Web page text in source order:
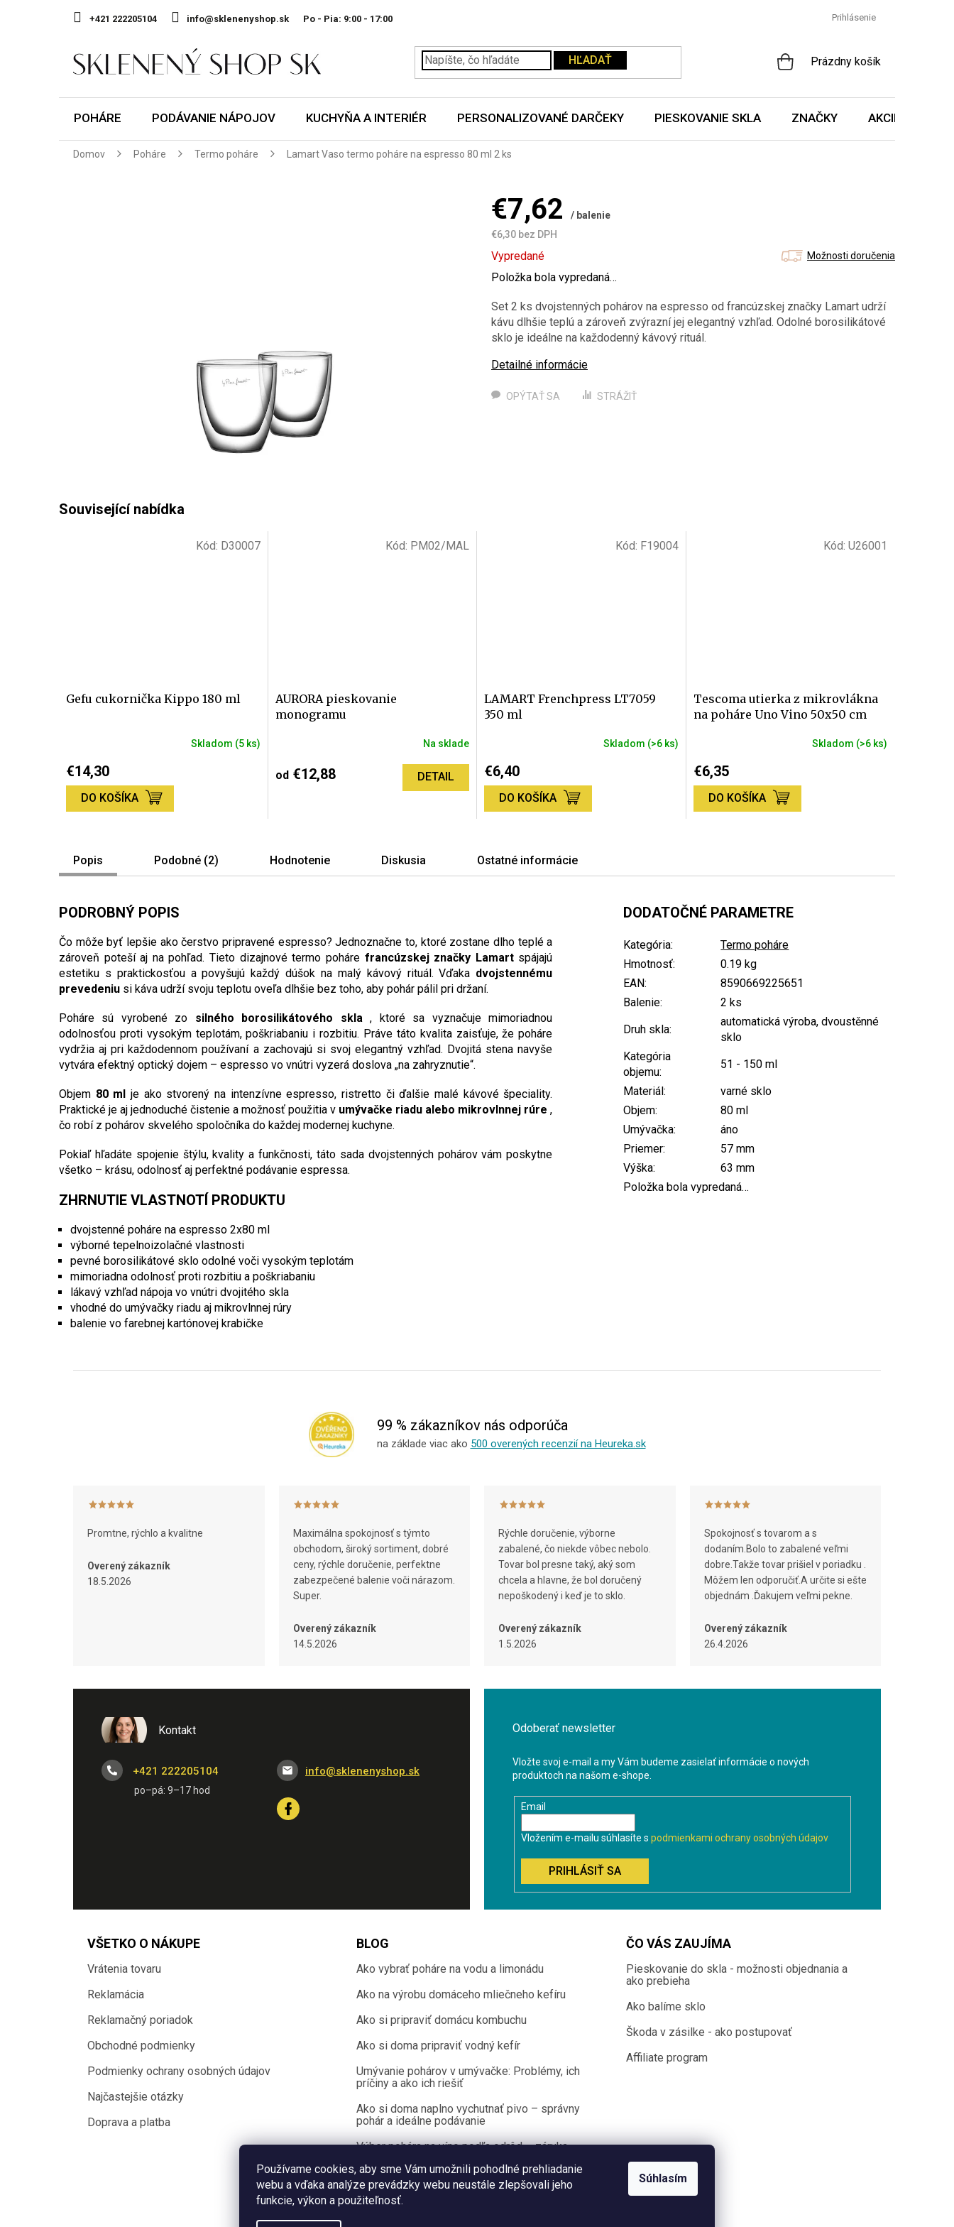
Používame cookies, aby sme Vám umožnili pohodlné prehliadanie
webu a vďaka analýze prevádzky webu neustále zlepšovali jeho
funkcie, výkon a použiteľnosť.
Súhlasím
+421 222205104 info@sklenenyshop.sk Po - Pia: Prihlásenie
HĽADAŤ
NÁKUPNÝ
Prázdny košík
POHÁRE PODÁVANIE NÁPOJOV KUCHYŇA A INTERIÉR PERSONALIZOVANÉ DARČEKY PIESKOVANIE SKLA ZNAČKY AKCIE A
Domov Poháre Termo poháre Lamart Vaso termo poháre na espresso 80 ml 2 ks
€7,62
/ balenie
€6,30 bez DPH
Jednotková
cena:
Vypredané Možnosti doručenia
Položka bola vypredaná…
Set 2 ks dvojstenných pohárov na espresso od francúzskej značky Lamart udrží
kávu dlhšie teplú a zároveň zvýrazní jej elegantný vzhľad. Odolné borosilikátové
sklo je ideálne na každodenný kávový rituál.
Detailné informácie
OPÝTAŤ SA STRÁŽIŤ
Gefu cukornička Kippo 180 ml
Skladom (5 ks)
€14,30
DO KOŠÍKA
Kód: D30007
AURORA pieskovanie
monogramu
produktu
hviezdičiek.
Na sklade
od€12,88 DETAIL
Kód: PM02/MAL
LAMART Frenchpress LT7059
350 ml
produktu
5,0
hviezdičiek.
Skladom (>6 ks)
€6,40
DO KOŠÍKA
Kód: F19004
Tescoma utierka z mikrovlákna
na poháre Uno Vino 50x50 cm
Skladom (>6 ks)
€6,35
DO KOŠÍKA
Kód: U26001
Popis Podobné (2) Hodnotenie Diskusia Ostatné informácie
PODROBNÝ POPIS
Čo môže byť lepšie ako čerstvo pripravené espresso? Jednoznačne to, ktoré zostane dlho teplé a
zároveň poteší aj na pohľad. Tieto dizajnové termo poháre francúzskej značky Lamartspájajú
estetiku s praktickosťou a povyšujú každý dúšok na malý kávový rituál. Vďaka dvojstennému
prevedeniu si káva udrží svoju teplotu oveľa dlhšie bez toho, aby pohár pálil pri držaní.
Poháre sú vyrobené zo silného borosilikátového skla, ktoré sa vyznačuje mimoriadnou
odolnosťou proti vysokým teplotám, poškriabaniu i rozbitiu. Práve táto kvalita zaisťuje, že poháre
vydržia aj pri každodennom používaní a zachovajú si svoj elegantný vzhľad. Dvojitá stena navyše
vytvára efektný optický dojem – espresso vo vnútri vyzerá doslova „na zahryznutie“.
Objem 80 ml
je ako stvorený na intenzívne espresso, ristretto či ďalšie malé kávové špeciality.
Praktické je aj jednoduché čistenie a možnosť použitia v umývačke riadu alebo mikrovlnnej rúre ,
čo robí z pohárov skvelého spoločníka do každej modernej kuchyne.
Pokiaľ hľadáte spojenie štýlu, kvality a funkčnosti, táto sada dvojstenných pohárov vám poskytne
všetko – krásu, odolnosť aj perfektné podávanie espressa.
ZHRNUTIE VLASTNOTÍ PRODUKTU
dvojstenné poháre na espresso 2x80 ml
výborné tepelnoizolačné vlastnosti
pevné borosilikátové sklo odolné voči vysokým teplotám
mimoriadna odolnosť proti rozbitiu a poškriabaniu
lákavý vzhľad nápoja vo vnútri dvojitého skla
vhodné do umývačky riadu aj mikrovlnnej rúry
balenie vo farebnej kartónovej krabičke
DODATOČNÉ PARAMETRE
Kategória:
Termo poháre
Hmotnosť:
0.19 kg
EAN:
8590669225651
Balenie:
2 ks
Druh skla:
automatická výroba, dvoustěnné
sklo
Kategória
objemu:
51 - 150 ml
Materiál:
varné sklo
Objem:
80 ml
Umývačka:
áno
Priemer:
57 mm
Výška:
63 mm
Položka bola vypredaná…
99 % zákazníkov nás odporúča
na základe viac ako 500 overených recenzií na Heureka.sk
Promtne, rýchlo a kvalitne
Overený zákazník
18.5.2026
Maximálna spokojnosť s týmto
obchodom, široký sortiment, dobré
ceny, rýchle doručenie, perfektne
zabezpečené balenie voči nárazom.
Super.
Overený zákazník
14.5.2026
Rýchle doručenie, výborne
zabalené, čo niekde vôbec nebolo.
Tovar bol presne taký, aký som
chcela a hlavne, že bol doručený
nepoškodený i keď je to sklo.
Overený zákazník
1.5.2026
Spokojnosť s tovarom a s
dodaním.Bolo to zabalené veľmi
dobre.Takže tovar prišiel v poriadku .
Môžem len odporučiť.A určite si ešte
objednám .Ďakujem veľmi pekne.
Overený zákazník
26.4.2026
Kontakt
info@sklenenyshop.sk
+421 222205104
Odoberať newsletter
Vložte svoj e-mail a my Vám budeme zasielať informácie o nových
produktoch na našom e-shope.
Email
Vložením e-mailu súhlasíte s podmienkami ochrany osobných údajov
PRIHLÁSIŤ SA
VŠETKO O NÁKUPE
Vrátenia tovaru
Reklamácia
Reklamačný poriadok
Obchodné podmienky
Podmienky ochrany osobných údajov
Najčastejšie otázky
Doprava a platba
BLOG
Ako vybrať poháre na vodu a limonádu
Ako na výrobu domáceho mliečneho kefíru
Ako si pripraviť domácu kombuchu
Ako si doma pripraviť vodný kefír
Umývanie pohárov v umývačke: Problémy, ich
príčiny a ako ich riešiť
Ako si doma naplno vychutnať pivo – správny
pohár a ideálne podávanie
Výber pohára na víno podľa odrôd – záruka
ČO VÁS ZAUJÍMA
Pieskovanie do skla - možnosti objednania a
ako prebieha
Ako balíme sklo
Škoda v zásilke - ako postupovať
Affiliate program